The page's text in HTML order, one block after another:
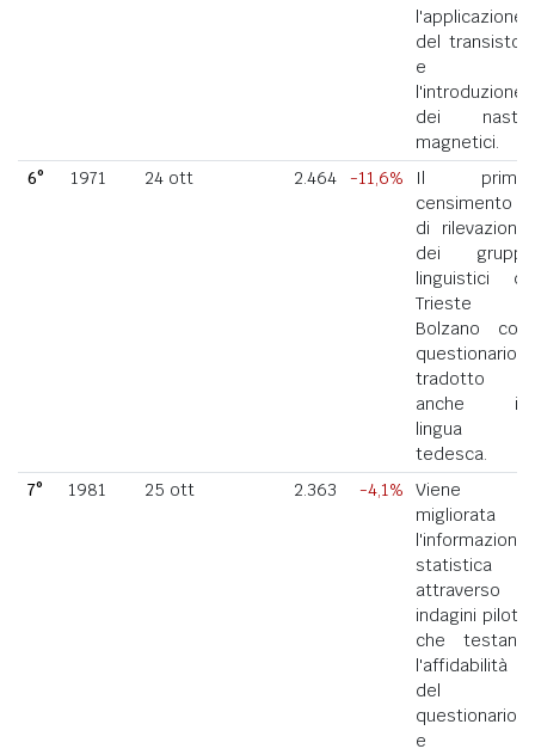
l'applicazione
del transistor
e
l'introduzione
dei nastri
magnetici.
6°
1971 24 ott 2.464 -11,6%
Il primo
censimento
di rilevazione
dei gruppi
linguistici di
Trieste e
Bolzano con
questionario
tradotto
anche in
lingua
tedesca.
7°
1981 25 ott 2.363 -4,1%
Viene
migliorata
l'informazione
statistica
attraverso
indagini pilota
che testano
l'affidabilità
del
questionario
e